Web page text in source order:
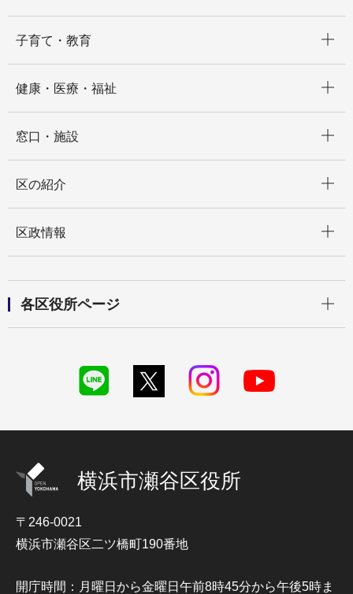
子育て・教育
健康・医療・福祉
窓口・施設
区の紹介
区政情報
各区役所ページ
横浜市瀬谷区役所
〒246-0021
横浜市瀬谷区二ツ橋町190番地
開庁時間：月曜日から金曜日午前8時45分から午後5時ま